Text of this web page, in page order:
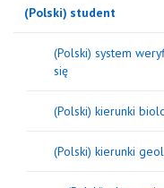
(Polski) student
(Polski) system
się
(Polski) kierunki
(Polski) kierunki